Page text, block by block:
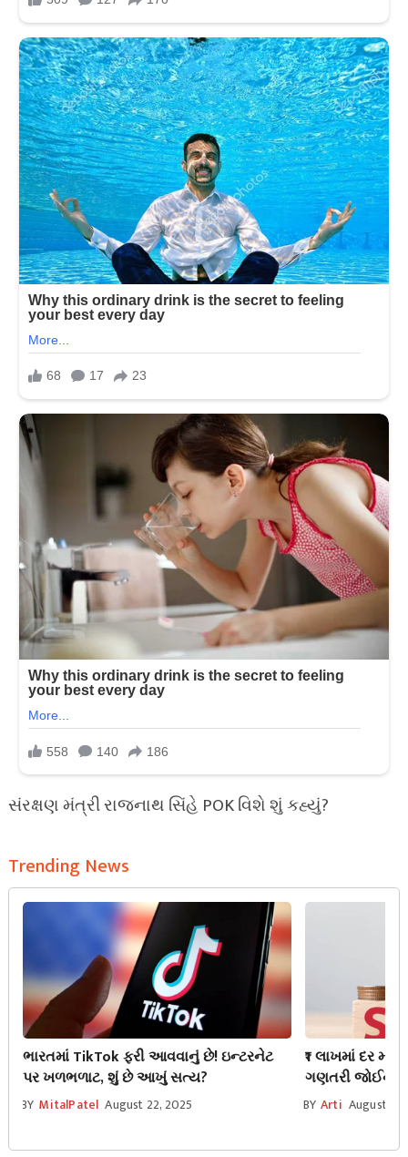
સંરક્ષણ મંત્રી રાજનાથ સિંહે POK વિશે શું કહ્યું?
Trending News
ભારતમાં TikTok ફરી આવવાનું છે! ઇન્ટરનેટ
પર ખળભળાટ, શું છે આખું સત્ય?
BY MitalPatel August 22, 2025
₹1 લાખમાં દર
ગણતરી જોઈને
BY Arti August